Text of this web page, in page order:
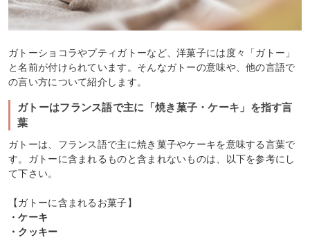
ガトーショコラやプティガトーなど、洋菓子には度々「ガトー」
と名前が付けられています。そんなガトーの意味や、他の言語で
の言い方について紹介します。
ガトーはフランス語で主に「焼き菓子・ケーキ」を指す言
葉
ガトーは、フランス語で主に焼き菓子やケーキを意味する言葉で
す。ガトーに含まれるものと含まれないものは、以下を参考にし
て下さい。
【ガトーに含まれるお菓子】
・ケーキ
・クッキー